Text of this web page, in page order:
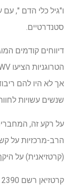
ו"גיל כלי הדם ", עם
סטנדרטיים.
דיווחים קודמים
אך לא היו להם
שנשים עשויות
הרב-מרכזיות על
(קרטזיאנית) על